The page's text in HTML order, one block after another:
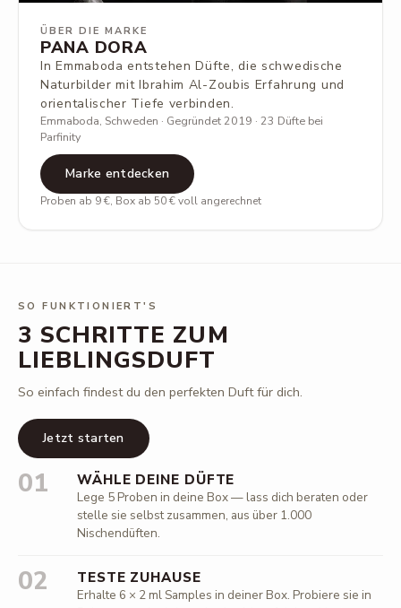
ÜBER DIE MARKE
PANA DORA
In Emmaboda entstehen Düfte, die schwedische
Naturbilder mit Ibrahim Al-Zoubis Erfahrung und
orientalischer Tiefe verbinden.
Emmaboda, Schweden · Gegründet 2019 · 23 Düfte bei
Parfinity
Marke entdecken
Proben ab 9 €, Box ab 50 € voll angerechnet
SO FUNKTIONIERT'S
3 SCHRITTE ZUM
LIEBLINGSDUFT
So einfach findest du den perfekten Duft für dich.
Jetzt starten
01 WÄHLE DEINE DÜFTE
Lege 5 Proben in deine Box — lass dich beraten oder
stelle sie selbst zusammen, aus über 1.000
Nischendüften.
02 TESTE ZUHAUSE
Erhalte 6 × 2 ml Samples in deiner Box. Probiere sie in